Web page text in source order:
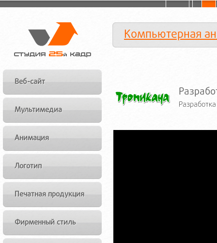
Компьютерная
Веб-сайт
Мультимедиа
Анимация
Логотип
Печатная продукция
Фирменный стиль